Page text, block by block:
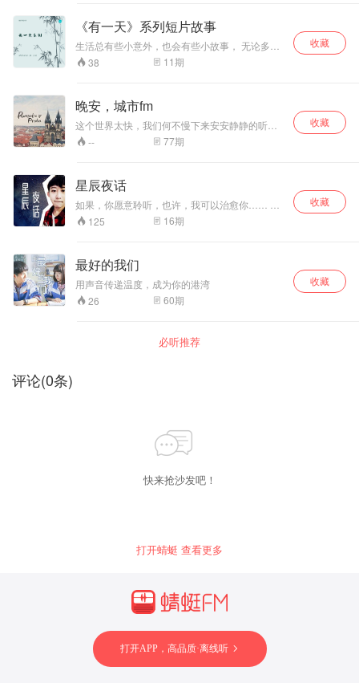
肩并肩，能拥抱的时候，请别手牵手，能相爱的
时候，请别说分开。因为，一生就这么短暂而
已！
《有一天》系列短片故事
生活总有些小意外，也会有些小故事， 无论多么
不情愿， 但生活总是向好的方向走的， 时间带走
一切。
38 11期
收藏
晚安，城市fm
这个世界太快，我们何不慢下来安安静静的听一
个广播。我是主播林恩NeonLyn，欢迎收听我的
电台，我与世界陪着你。
-- 77期
收藏
星辰夜话
如果，你愿意聆听，也许，我可以治愈你…… 更
新频率：每月1日、15日更新
125 16期
收藏
最好的我们
用声音传递温度，成为你的港湾
26
60期
收藏
必听推荐
评论(0条)
快来抢沙发吧！
打开蜻蜓 查看更多
打开APP，高品质·离线听